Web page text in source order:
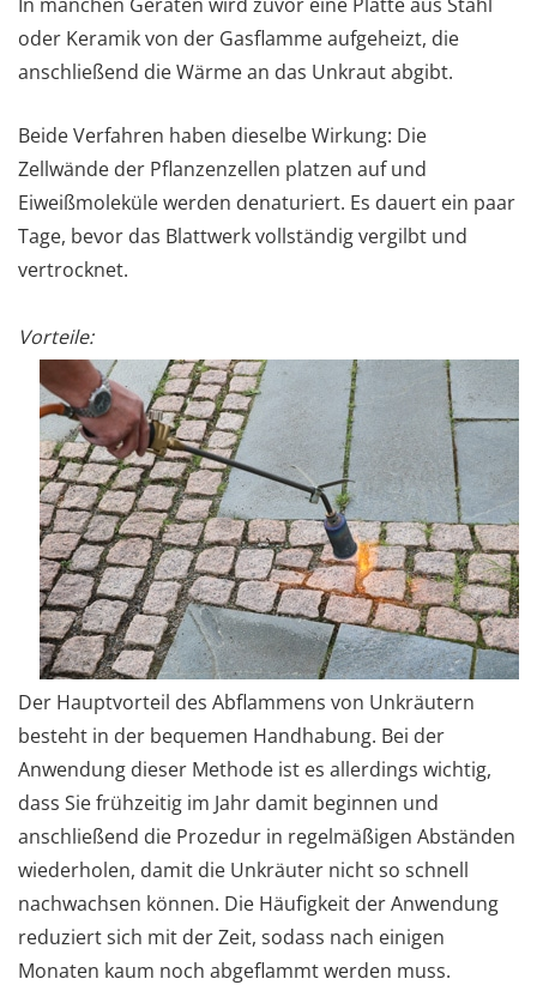
oder Keramik von der Gasflamme aufgeheizt, die
anschließend die Wärme an das Unkraut abgibt.
Beide Verfahren haben dieselbe Wirkung: Die
Zellwände der Pflanzenzellen platzen auf und
Eiweißmoleküle werden denaturiert. Es dauert ein paar
Tage, bevor das Blattwerk vollständig vergilbt und
vertrocknet.
Vorteile:
Der Hauptvorteil des Abflammens von Unkräutern
besteht in der bequemen Handhabung. Bei der
Anwendung dieser Methode ist es allerdings wichtig,
dass Sie frühzeitig im Jahr damit beginnen und
anschließend die Prozedur in regelmäßigen Abständen
wiederholen, damit die Unkräuter nicht so schnell
nachwachsen können. Die Häufigkeit der Anwendung
reduziert sich mit der Zeit, sodass nach einigen
Monaten kaum noch abgeflammt werden muss.